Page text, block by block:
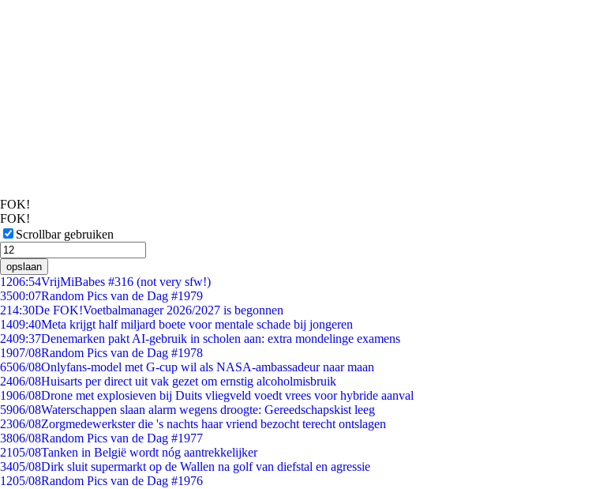
FOK!
FOK!
Scrollbar gebruiken
opslaan
1206:54VrijMiBabes #316 (not very sfw!)
3500:07Random Pics van de Dag #1979
214:30De FOK!Voetbalmanager 2026/2027 is begonnen
1409:40Meta krijgt half miljard boete voor mentale schade bij jongeren
2409:37Denemarken pakt AI-gebruik in scholen aan: extra mondelinge examens
1907/08Random Pics van de Dag #1978
6506/08Onlyfans-model met G-cup wil als NASA-ambassadeur naar maan
2406/08Huisarts per direct uit vak gezet om ernstig alcoholmisbruik
1906/08Drone met explosieven bij Duits vliegveld voedt vrees voor hybride aanval
5906/08Waterschappen slaan alarm wegens droogte: Gereedschapskist leeg
2306/08Zorgmedewerkster die 's nachts haar vriend bezocht terecht ontslagen
3806/08Random Pics van de Dag #1977
2105/08Tanken in België wordt nóg aantrekkelijker
3405/08Dirk sluit supermarkt op de Wallen na golf van diefstal en agressie
1205/08Random Pics van de Dag #1976